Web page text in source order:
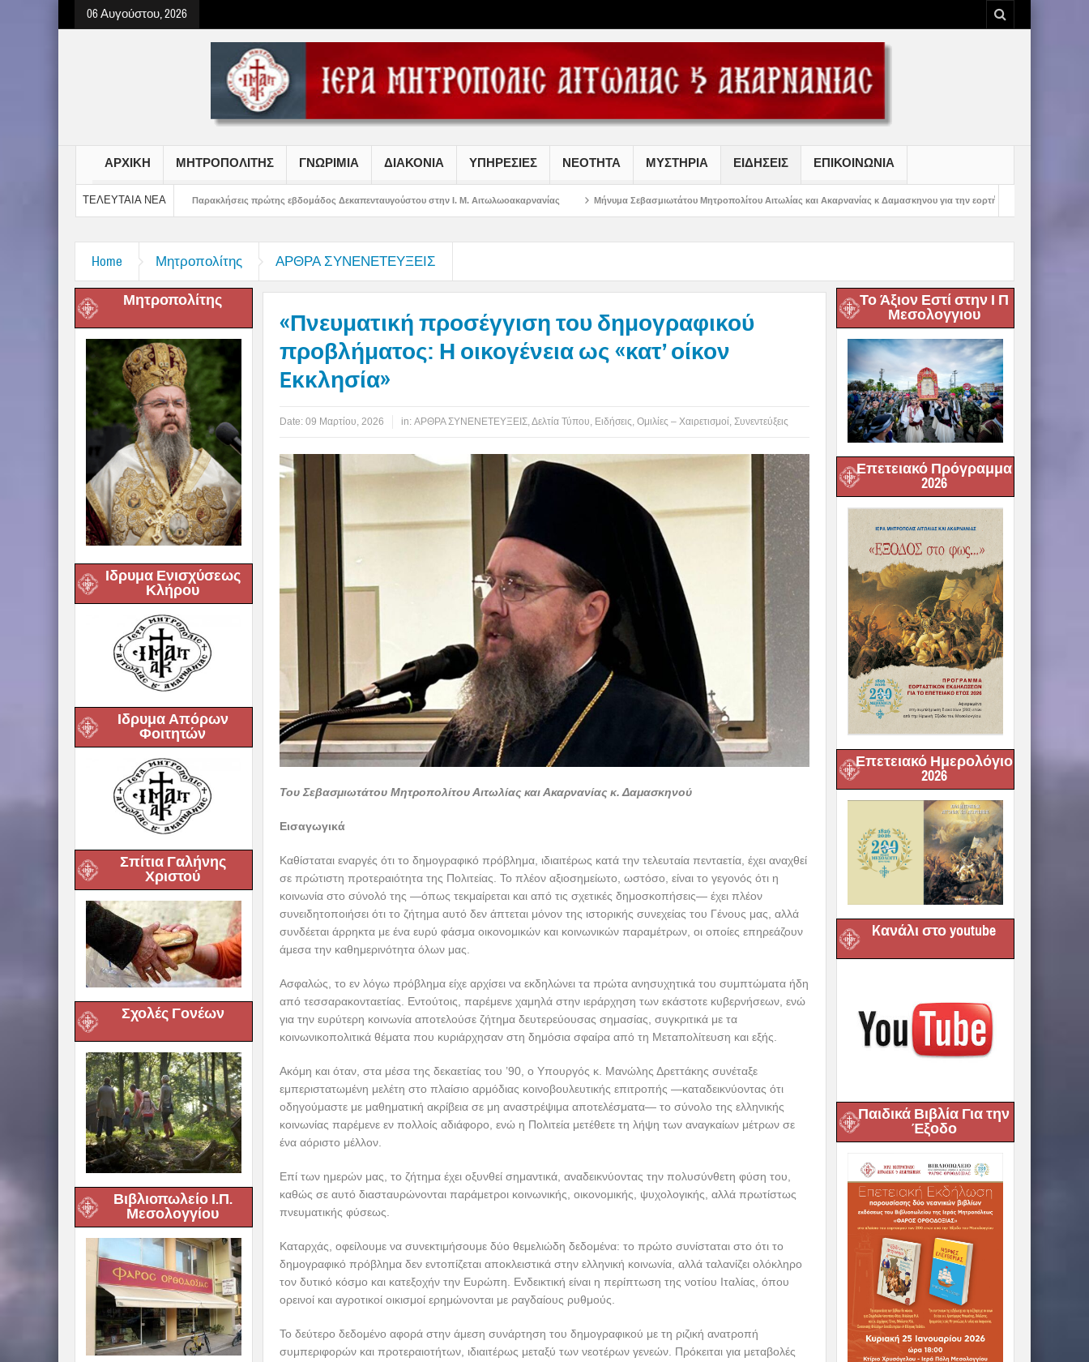
06 Αυγούστου, 2026
ΑΡΧΙΚΗ ΜΗΤΡΟΠΟΛΙΤΗΣ ΓΝΩΡΙΜΙΑ ΔΙΑΚΟΝΙΑ ΥΠΗΡΕΣΙΕΣ ΝΕΟΤΗΤΑ ΜΥΣΤΗΡΙΑ ΕΙΔΗΣΕΙΣ ΕΠΙΚΟΙΝΩΝΙΑ
ΤΕΛΕΥΤΑΙΑ ΝΕΑ
Παρακλήσεις πρώτης εβδομάδος Δεκαπενταυγούστου στην Ι. Μ. Αιτωλωοακαρνανίας Μήνυμα Σεβασμιωτάτου Μητροπολίτου Αιτωλίας και Ακαρνανίας κ Δαμασκηνου για την εορτή της Μετραμορφώσεως του Κυρίου
Home Μητροπολίτης ΑΡΘΡΑ ΣΥΝΕΝΕΤΕΥΞΕΙΣ
Μητροπολίτης
Ιδρυμα Ενισχύσεως
Κλήρου
Ιδρυμα Απόρων
Φοιτητών
Σπίτια Γαλήνης
Χριστού
Σχολές Γονέων
Βιβλιοπωλείο Ι.Π.
Μεσολογγίου
«Πνευματική προσέγγιση του δημογραφικού
προβλήματος: Η οικογένεια ως «κατ’ οίκον
Eκκλησία»
Date: 09 Μαρτίου, 2026 in: ΑΡΘΡΑ ΣΥΝΕΝΕΤΕΥΞΕΙΣ,Δελτία Τύπου, Ειδήσεις, Ομιλίες – Χαιρετισμοί, Συνεντεύξεις
Του Σεβασμιωτάτου Μητροπολίτου Αιτωλίας και Ακαρνανίας κ. Δαμασκηνού
Εισαγωγικά
Καθίσταται εναργές ότι το δημογραφικό πρόβλημα, ιδιαιτέρως κατά την τελευταία πενταετία, έχει αναχθεί
σε πρώτιστη προτεραιότητα της Πολιτείας. Το πλέον αξιοσημείωτο, ωστόσο, είναι το γεγονός ότι η
κοινωνία στο σύνολό της —όπως τεκμαίρεται και από τις σχετικές δημοσκοπήσεις— έχει πλέον
συνειδητοποιήσει ότι το ζήτημα αυτό δεν άπτεται μόνον της ιστορικής συνεχείας του Γένους μας, αλλά
συνδέεται άρρηκτα με ένα ευρύ φάσμα οικονομικών και κοινωνικών παραμέτρων, οι οποίες επηρεάζουν
άμεσα την καθημερινότητα όλων μας.
Ασφαλώς, το εν λόγω πρόβλημα είχε αρχίσει να εκδηλώνει τα πρώτα ανησυχητικά του συμπτώματα ήδη
από τεσσαρακονταετίας. Εντούτοις, παρέμενε χαμηλά στην ιεράρχηση των εκάστοτε κυβερνήσεων, ενώ
για την ευρύτερη κοινωνία αποτελούσε ζήτημα δευτερεύουσας σημασίας, συγκριτικά με τα
κοινωνικοπολιτικά θέματα που κυριάρχησαν στη δημόσια σφαίρα από τη Μεταπολίτευση και εξής.
Ακόμη και όταν, στα μέσα της δεκαετίας του ’90, ο Υπουργός κ. Μανώλης Δρεττάκης συνέταξε
εμπεριστατωμένη μελέτη στο πλαίσιο αρμόδιας κοινοβουλευτικής επιτροπής —καταδεικνύοντας ότι
οδηγούμαστε με μαθηματική ακρίβεια σε μη αναστρέψιμα αποτελέσματα— το σύνολο της ελληνικής
κοινωνίας παρέμενε εν πολλοίς αδιάφορο, ενώ η Πολιτεία μετέθετε τη λήψη των αναγκαίων μέτρων σε
ένα αόριστο μέλλον.
Επί των ημερών μας, το ζήτημα έχει οξυνθεί σημαντικά, αναδεικνύοντας την πολυσύνθετη φύση του,
καθώς σε αυτό διασταυρώνονται παράμετροι κοινωνικής, οικονομικής, ψυχολογικής, αλλά πρωτίστως
πνευματικής φύσεως.
Καταρχάς, οφείλουμε να συνεκτιμήσουμε δύο θεμελιώδη δεδομένα: το πρώτο συνίσταται στο ότι το
δημογραφικό πρόβλημα δεν εντοπίζεται αποκλειστικά στην ελληνική κοινωνία, αλλά ταλανίζει ολόκληρο
τον δυτικό κόσμο και κατεξοχήν την Ευρώπη. Ενδεικτική είναι η περίπτωση της νοτίου Ιταλίας, όπου
ορεινοί και αγροτικοί οικισμοί ερημώνονται με ραγδαίους ρυθμούς.
Το δεύτερο δεδομένο αφορά στην άμεση συνάρτηση του δημογραφικού με τη ριζική ανατροπή
συμπεριφορών και προτεραιοτήτων, ιδιαιτέρως μεταξύ των νεοτέρων γενεών. Πρόκειται για μεταβολές
Το Άξιον Εστί στην Ι Π
Μεσολογγιου
Επετειακό Πρόγραμμα
2026
Επετειακό Ημερολόγιο
2026
Kανάλι στο youtube
Παιδικά Βιβλία Για την
Έξοδο